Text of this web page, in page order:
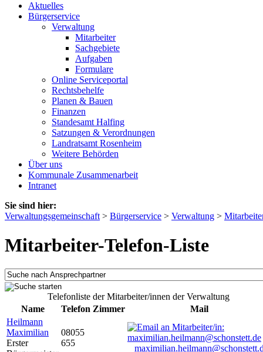
Aktuelles
Bürgerservice
Verwaltung
Mitarbeiter
Sachgebiete
Aufgaben
Formulare
Online Serviceportal
Rechtsbehelfe
Planen & Bauen
Finanzen
Standesamt Halfing
Satzungen & Verordnungen
Landratsamt Rosenheim
Weitere Behörden
Über uns
Kommunale Zusammenarbeit
Intranet
Sie sind hier:
Verwaltungsgemeinschaft > Bürgerservice > Verwaltung >
Mitarbeiter-Telefon-Liste
Telefonliste der Mitarbeiter/innen der Verwaltung
Name
Telefon Zimmer
Mail
Heilmann
Maximilian
Erster
08055
655